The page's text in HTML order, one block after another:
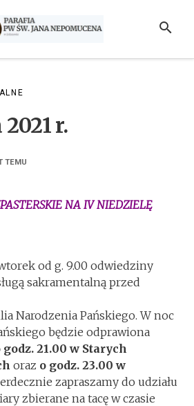
SZUKAJ
r.
TEMU
NA IV NIEDZIELĘ
od g. 9.00 odwiedziny
sakramentalną przed
Narodzenia Pańskiego. W noc
będzie odprawiona
godz. 21.00 w Starych
oraz o godz. 23.00 w
zapraszamy do udziału
zbierane na tacę w czasie